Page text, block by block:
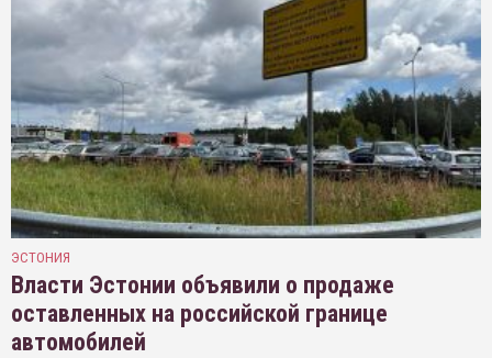
ЭСТОНИЯ
Власти Эстонии объявили о продаже
оставленных на российской границе
автомобилей